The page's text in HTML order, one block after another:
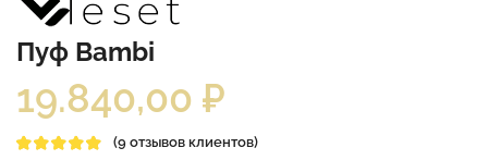
Пуф Bambi
19.840,00 ₽
(9 отзывов клиентов)